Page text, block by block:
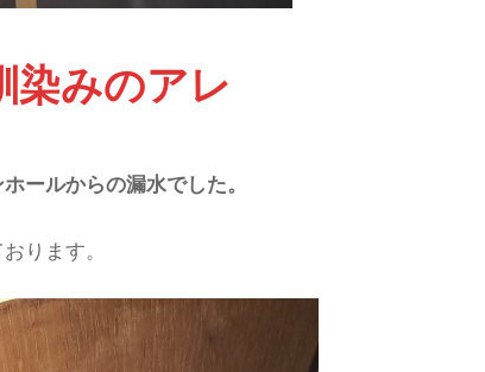
みのアレ
ールからの漏水でした。
ります。